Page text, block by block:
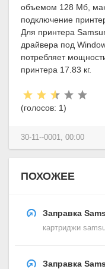
объемом 128 Мб,
подключение
Для принтера
драйвера под
потребляет
принтера 17.83 кг.
Рейтинг:
(голосов: 1)
30-11--0001, 00:00
ПОХОЖЕЕ
Заправка
картриджи
Заправка